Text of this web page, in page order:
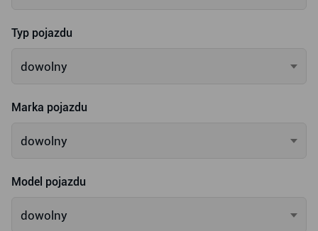
Typ pojazdu
dowolny
Marka pojazdu
dowolny
Model pojazdu
dowolny